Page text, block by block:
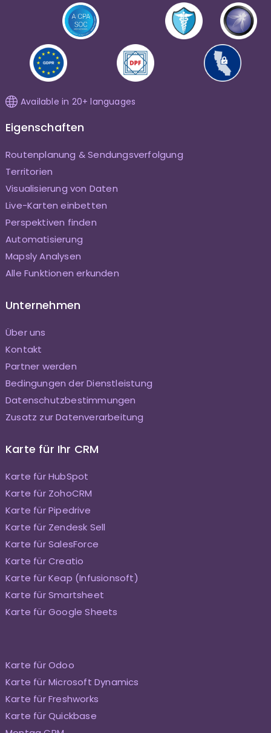
Available in 20+ languages
Eigenschaften
Routenplanung & Sendungsverfolgung
Territorien
Visualisierung von Daten
Live-Karten einbetten
Perspektiven finden
Automatisierung
Mapsly Analysen
Alle Funktionen erkunden
Unternehmen
Über uns
Kontakt
Partner werden
Bedingungen der Dienstleistung
Datenschutzbestimmungen
Zusatz zur Datenverarbeitung
Karte für Ihr CRM
Karte für HubSpot
Karte für ZohoCRM
Karte für Pipedrive
Karte für Zendesk Sell
Karte für SalesForce
Karte für Creatio
Karte für Keap (Infusionsoft)
Karte für Smartsheet
Karte für Google Sheets
Karte für Odoo
Karte für Microsoft Dynamics
Karte für Freshworks
Karte für Quickbase